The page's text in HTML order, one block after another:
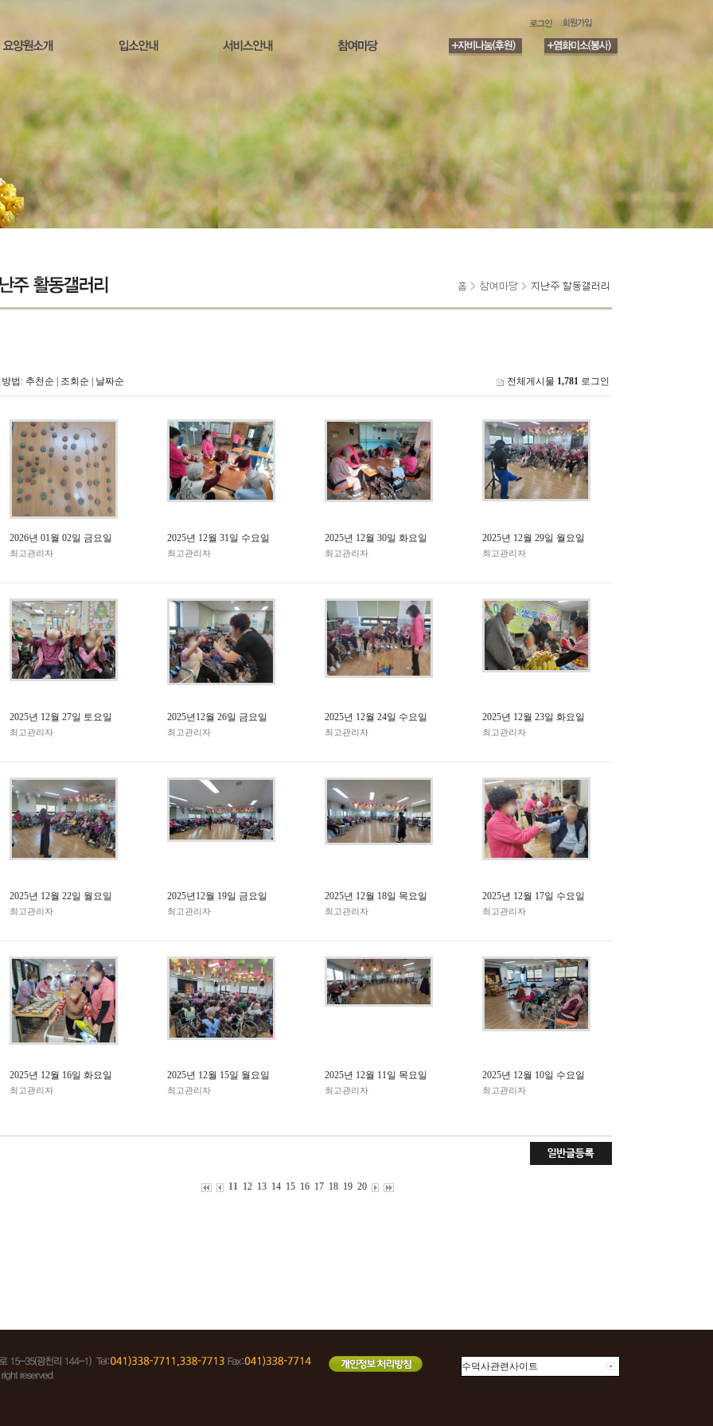
법: 추천순 조회순 날짜순 전체게시물 1,781 로그인
2026년 01월 02일 금요일
최고관리자
2025년 12월 31일 수요일
최고관리자
2025년 12월 30일 화요일
최고관리자
2025년 12월 29일 월요일
최고관리자
2025년 12월 27일 토요일
최고관리자
2025년12월 26일 금요일
최고관리자
2025년 12월 24일 수요일
최고관리자
2025년 12월 23일 화요일
최고관리자
2025년 12월 22일 월요일
최고관리자
2025년12월 19일 금요일
최고관리자
2025년 12월 18일 목요일
최고관리자
2025년 12월 17일 수요일
최고관리자
2025년 12월 16일 화요일
최고관리자
2025년 12월 15일 월요일
최고관리자
2025년 12월 11일 목요일
최고관리자
2025년 12월 10일 수요일
최고관리자
11 12 13 14 15 16 17 18 19 20
수덕사관련사이트